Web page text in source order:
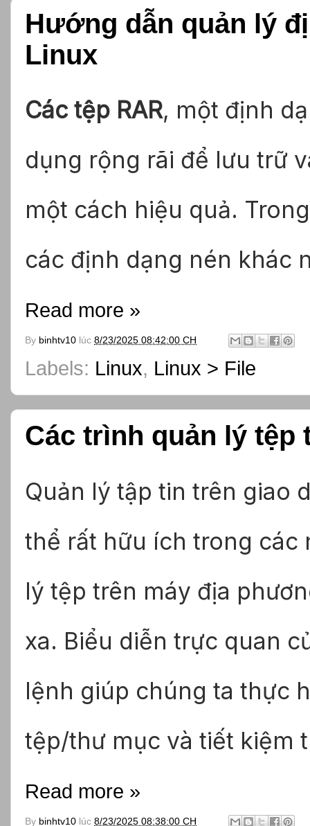
Hướng dẫn quản lý
Linux
Các tệp RAR, một định
dụng rộng rãi để lưu trữ
một cách hiệu quả.
các định dạng nén khác
Read more »
By binhtv10 lúc 8/23/2025 08:42:00 CH
Labels: Linux, Linux > File
Các trình quản lý tệp
Quản lý tập tin trên giao
thể rất hữu ích trong các
lý tệp trên máy địa
xa. Biểu diễn trực quan
lệnh giúp chúng ta thực
tệp/thư mục và tiết kiệm
Read more »
By binhtv10 lúc 8/23/2025 08:38:00 CH